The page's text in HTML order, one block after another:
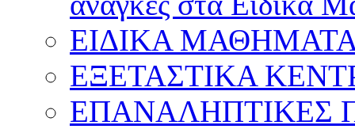
ΕΙΔΙΚΑ
ΕΞΕΤΑΣΤΙΚΑ
ΕΠΑΝΑΛΗΠΤΙΚΕΣ